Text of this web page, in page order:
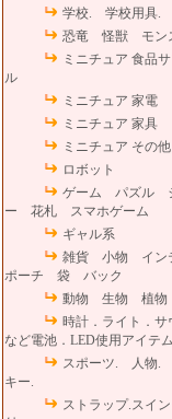
学校. 学校用具.
恐竜 怪獣 モン
ミニチュア 食品
ル
ミニチュア 家電
ミニチュア 家具
ミニチュア その他
ロボット
ゲーム パズル
ー 花札 スマホゲーム
ギャル系
雑貨 小物 イン
ポーチ 袋 バック
動物 生物 植物
時計．ライト．サ
など電池．LED使用アイテム
スポーツ. 人物.
キー.
ストラップ.スイ